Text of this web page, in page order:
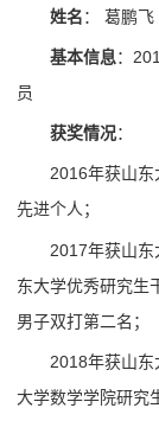
姓名： 葛鹏飞
基本信息：
员
获奖情况：
2016年获山东
先进个人；
2017年获山
东大学优秀研究生
男子双打第二名；
2018年获山
大学数学学院研究